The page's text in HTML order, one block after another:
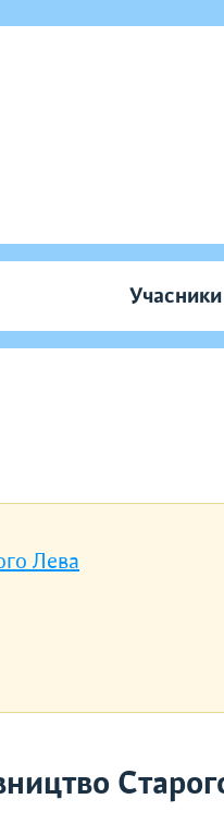
Учасники
Лева